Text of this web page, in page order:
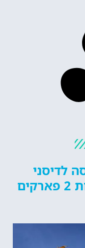
לדיסני
וורלד "Hopper" – לראות 2 פארקים